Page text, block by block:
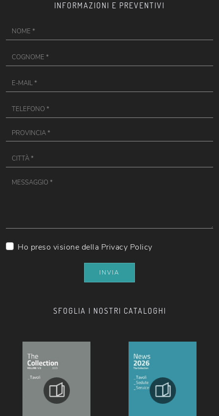
SFOGLIA I NOSTRI CATALOGHI
INFORMAZIONI E PREVENTIVI
Ho preso visione della Privacy Policy
INVIA